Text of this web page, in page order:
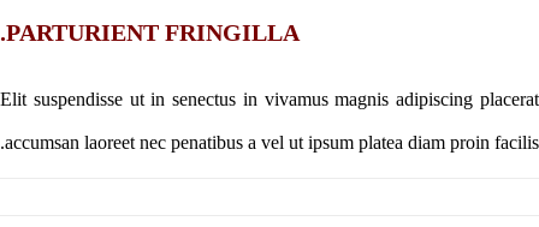
PARTURIENT FRINGILLA.
Elit suspendisse ut in senectus in vivamus magnis adipiscing placerat
accumsan laoreet nec penatibus a vel ut ipsum platea diam proin facilis.